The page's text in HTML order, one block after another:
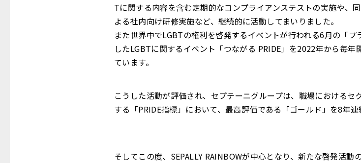
Tに関する内容を含む定期的なコンプライアンステストの実施や、
よる社内向け研修実施など、継続的に活動してまいりました。
また世界中でLGBTの権利を啓発するイベントが行われる6月の「
したLGBTに関するイベント「つながる PRIDE」を2022年から毎
ています。
こうした活動が評価され、セプテーニグループは、職場における
する「PRIDE指標」において、最高評価である「ゴールド」を8年連
そしてこの度、SEPALLY RAINBOWが中心となり、新たな啓発活